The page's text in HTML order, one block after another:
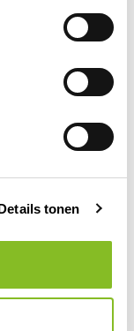
tonen
onze